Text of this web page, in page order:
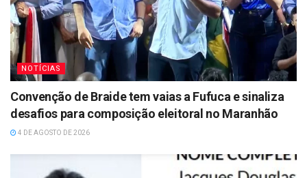
NOTÍCIAS
Convenção de Braide tem vaias a Fufuca e sinaliza
desafios para composição eleitoral no Maranhão
4 DE AGOSTO DE 2026